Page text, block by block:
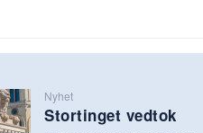
Nyhet
Stortinget vedtok